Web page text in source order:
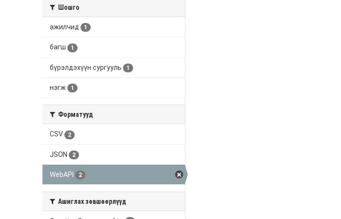
Шошго
ажилчид 1
багш 1
бүрэлдэхүүн сургууль 1
нэгж 1
Форматууд
CSV 2
JSON 2
WebAPI 2
Ашиглах зөвшөөрлүүд